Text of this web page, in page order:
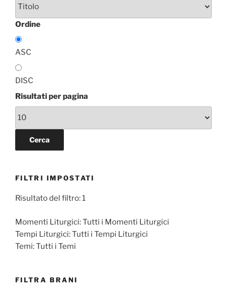
Ordine
ASC
DISC
Risultati per pagina
FILTRI IMPOSTATI
Risultato del filtro: 1
Momenti Liturgici:Tutti i Momenti Liturgici
Tempi Liturgici:Tutti i Tempi Liturgici
Temi:Tutti i Temi
FILTRA BRANI